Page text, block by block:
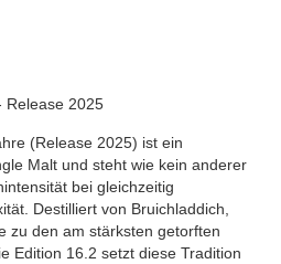
Release 2025
(Release 2025) ist ein
Malt und steht wie kein anderer
bei gleichzeitig
Destilliert von Bruichladdich,
zu den am stärksten getorften
Edition 16.2 setzt diese Tradition